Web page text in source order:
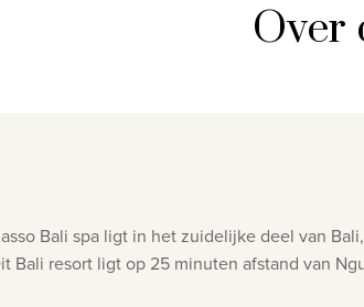
Over
Bali spa ligt in het zuidelijke deel van
Bali resort ligt op 25 minuten afstand van